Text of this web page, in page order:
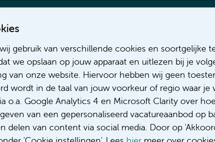
gebruik van verschillende cookies en soortgelijke
we opslaan op jouw apparaat en uitlezen bij je
van onze website. Hiervoor hebben wij geen
wordt in de taal van jouw voorkeur of regio waar
o.a. Google Analytics 4 en Microsoft Clarity over
van een gepersonaliseerd vacatureaanbod op
van content via social media. Door op
MSCA-DN PhD position: brain large
axial field of view PET/CT
MSCA-DN PhD position: clinical
utility LAFOV PET/CT